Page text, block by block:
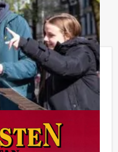
Game Helmond
excl. BTW
uur en 30 minuten
game, die Europa